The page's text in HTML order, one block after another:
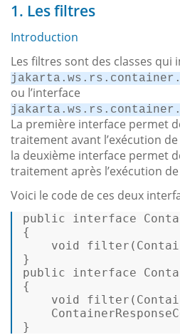
1. Les filtres
Introduction
Les filtres sont des classes qui
ou l’interface
La première interface permet
traitement avant l’exécution
la deuxième interface permet
traitement après l’exécution
Voici le code de ces deux
public interface
{
void
filter
public
interface
{
void
filter
}